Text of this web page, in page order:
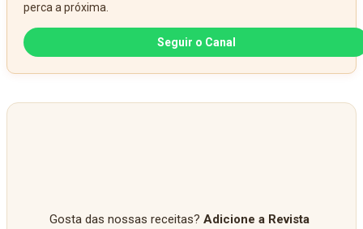
perca a próxima.
Seguir o Canal
Gosta das nossas receitas? Adicione a Revista